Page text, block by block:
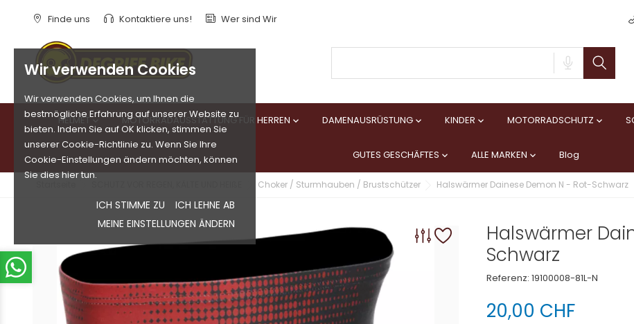
Wir verwenden Cookies
Wir verwenden Cookies, um Ihnen die
bestmögliche Erfahrung auf unserer Website zu
bieten. Indem Sie auf OK klicken, stimmen Sie
unserer Cookie-Richtlinie zu. Wenn Sie Ihre
Cookie-Einstellungen ändern möchten, können
Sie dies hier tun.
ICH STIMME ZU
ICH LEHNE AB
MEINE EINSTELLUNGEN ÄNDERN
Finde uns Kontaktiere uns! Wer sind Wir
HELMET MOTORRADAUSSTATTUNG FÜR HERREN  DAMENAUSRÜSTUNG KINDER  MOTORRADSCHUTZ 
GUTES GESCHÄFTES  ALLE MARKEN  Blog
Choker / Sturmhauben / Brustschützer Halswärmer Dainese Demon N - Rot-Schwarz
Halswärmer
Schwarz
Referenz: 19100008-81L-N
20,00 CHF